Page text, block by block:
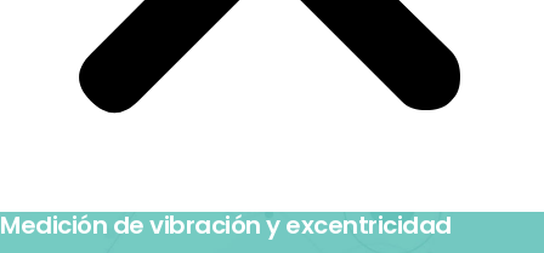
Medición de vibración y excentricidad